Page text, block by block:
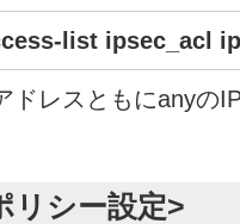
list ipsec_acl
ドレスともにanyの
リシー設定>